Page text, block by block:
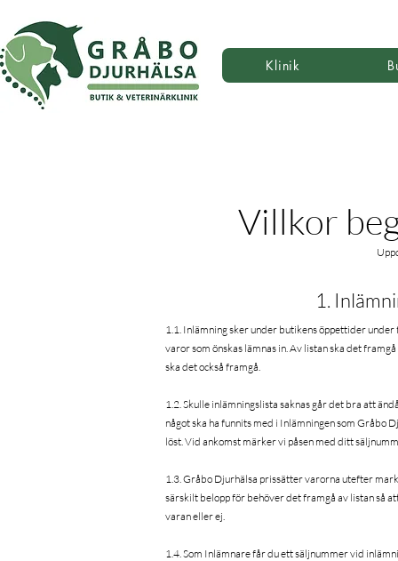
Klinik
Villkor
1.
1.1. Inlämning sker under butikens öppettider
varor som önskas lämnas in. Av listan ska det
ska det också framgå.
1.2. Skulle inlämningslista saknas går det bra att
något ska ha funnits med i Inlämningen som Gråbo
löst. Vid ankomst märker vi påsen med ditt
1.3. Gråbo Djurhälsa prissätter varorna utefter
särskilt belopp för behöver det framgå av listan så
varan eller ej.
1.4. Som Inlämnare får du ett säljnummer vid